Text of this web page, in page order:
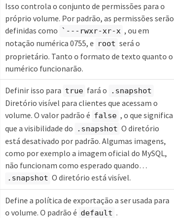
Isso controla o conjunto de permissões para o
próprio volume. Por padrão, as permissões serão
definidas como `---rwxr-xr-x , ou em
notação numérica 0755, e root será o
proprietário. Tanto o formato de texto quanto o
numérico funcionarão.
Definir isso para true fará o .snapshot
Diretório visível para clientes que acessam o
volume. O valor padrão é false , o que significa
que a visibilidade do
.snapshot O diretório
está desativado por padrão. Algumas imagens,
como por exemplo a imagem oficial do MySQL,
não funcionam como esperado quando…​
.snapshot O diretório está visível.
Define a política de exportação a ser usada para
o volume. O padrão é default .